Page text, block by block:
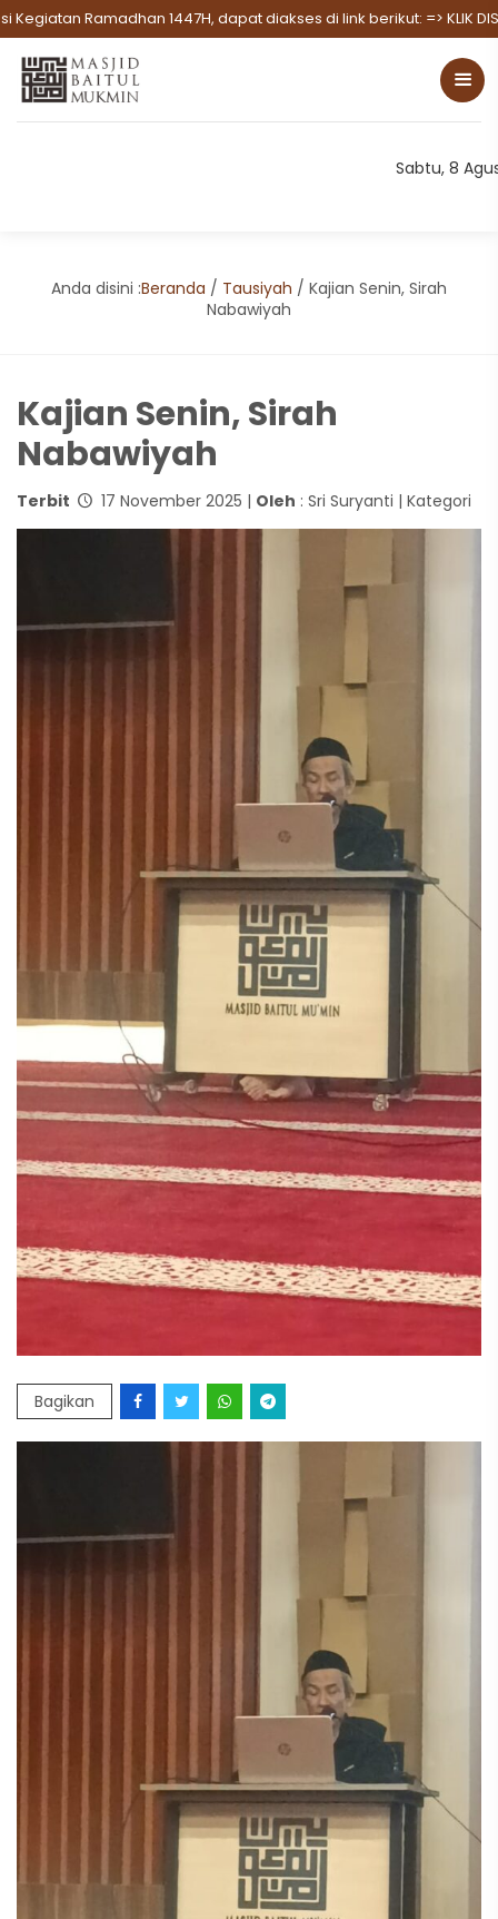
Ramadhan 1447H, dapat diakses di link berikut:=> KLIK DISINI
Sabtu, 8
Anda disini :Beranda / Tausiyah / Kajian Senin, Sirah
Nabawiyah
Kajian Senin, Sirah
Nabawiyah
Terbit 17 November 2025 | Oleh : Sri Suryanti | Kategori
Bagikan